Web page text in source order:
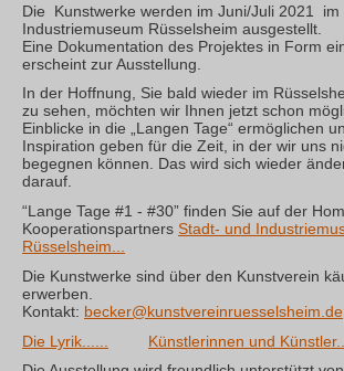
Die Kunstwerke werden im Juni/Juli 2021 im
Industriemuseum Rüsselsheim ausgestellt.
Eine Dokumentation des Projektes in Form
erscheint zur Ausstellung.
In der Hoffnung, Sie bald wieder im
zu sehen, möchten wir Ihnen jetzt schon
Einblicke in die „Langen Tage“ ermöglichen
Inspiration geben für die Zeit, in der wir uns
begegnen können. Das wird sich wieder
darauf.
“Lange Tage #1 - #30” finden Sie auf der
Kooperationspartners Stadt- und
Rüsselsheim...
Die Kunstwerke sind über den Kunstverein
erwerben.
Kontakt: becker@kunstvereinruesselsheim.de
Die Lyrik......
Künstlerinnen und Künstler...